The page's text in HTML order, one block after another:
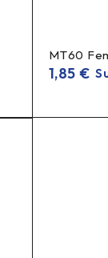
MT60
1,85 €